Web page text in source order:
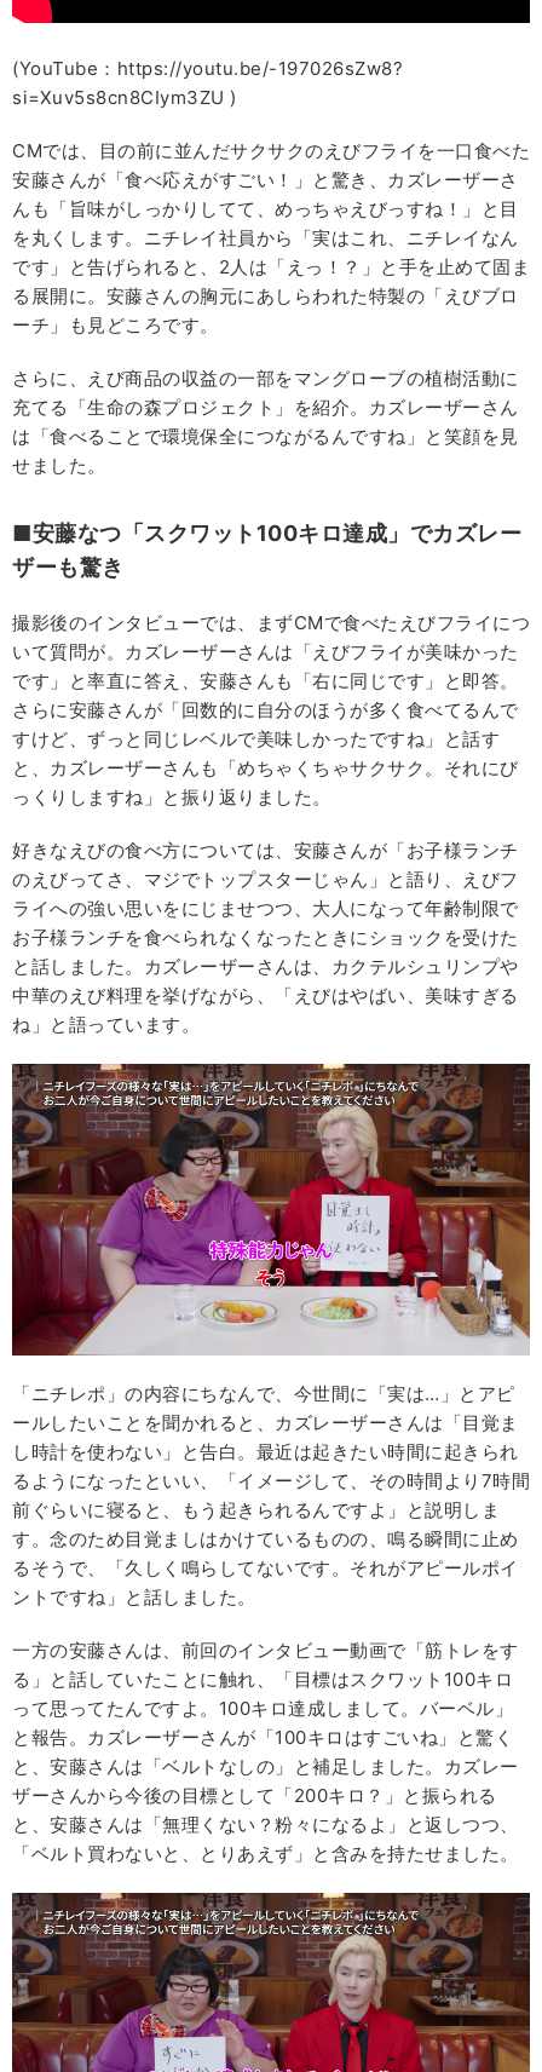
(YouTube：https://youtu.be/-197026sZw8?
si=Xuv5s8cn8CIym3ZU )
CMでは、目の前に並んだサクサクのえびフライを一口食べた
安藤さんが「食べ応えがすごい！」と驚き、カズレーザーさ
んも「旨味がしっかりしてて、めっちゃえびっすね！」と目
を丸くします。ニチレイ社員から「実はこれ、ニチレイなん
です」と告げられると、2人は「えっ！？」と手を止めて固ま
る展開に。安藤さんの胸元にあしらわれた特製の「えびブロ
ーチ」も見どころです。
さらに、えび商品の収益の一部をマングローブの植樹活動に
充てる「生命の森プロジェクト」を紹介。カズレーザーさん
は「食べることで環境保全につながるんですね」と笑顔を見
せました。
■安藤なつ「スクワット100キロ達成」でカズレー
ザーも驚き
撮影後のインタビューでは、まずCMで食べたえびフライにつ
いて質問が。カズレーザーさんは「えびフライが美味かった
です」と率直に答え、安藤さんも「右に同じです」と即答。
さらに安藤さんが「回数的に自分のほうが多く食べてるんで
すけど、ずっと同じレベルで美味しかったですね」と話す
と、カズレーザーさんも「めちゃくちゃサクサク。それにび
っくりしますね」と振り返りました。
好きなえびの食べ方については、安藤さんが「お子様ランチ
のえびってさ、マジでトップスターじゃん」と語り、えびフ
ライへの強い思いをにじませつつ、大人になって年齢制限で
お子様ランチを食べられなくなったときにショックを受けた
と話しました。カズレーザーさんは、カクテルシュリンプや
中華のえび料理を挙げながら、「えびはやばい、美味すぎる
ね」と語っています。
「ニチレポ」の内容にちなんで、今世間に「実は…」とアピ
ールしたいことを聞かれると、カズレーザーさんは「目覚ま
し時計を使わない」と告白。最近は起きたい時間に起きられ
るようになったといい、「イメージして、その時間より7時間
前ぐらいに寝ると、もう起きられるんですよ」と説明しま
す。念のため目覚ましはかけているものの、鳴る瞬間に止め
るそうで、「久しく鳴らしてないです。それがアピールポイ
ントですね」と話しました。
一方の安藤さんは、前回のインタビュー動画で「筋トレをす
る」と話していたことに触れ、「目標はスクワット100キロ
って思ってたんですよ。100キロ達成しまして。バーベル」
と報告。カズレーザーさんが「100キロはすごいね」と驚く
と、安藤さんは「ベルトなしの」と補足しました。カズレー
ザーさんから今後の目標として「200キロ？」と振られる
と、安藤さんは「無理くない？粉々になるよ」と返しつつ、
「ベルト買わないと、とりあえず」と含みを持たせました。